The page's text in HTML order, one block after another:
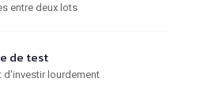
entre deux lots
de test
d'investir lourdement